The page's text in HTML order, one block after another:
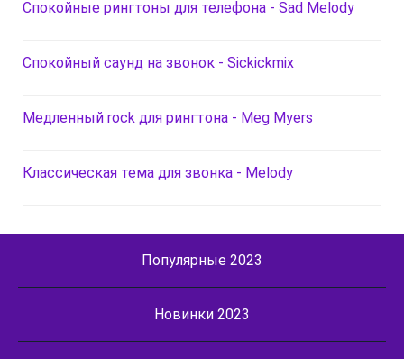
Спокойные рингтоны для телефона - Sad Melody
Спокойный саунд на звонок - Sickickmix
Медленный rock для рингтона - Meg Myers
Классическая тема для звонка - Melody
Популярные 2023
Новинки 2023